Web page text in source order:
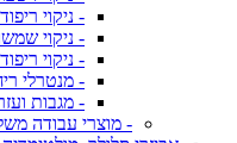
- ניקוי
- ניקוי
- ניקוי
- מנטרלי
- מגבות
- מוצרי עבודה